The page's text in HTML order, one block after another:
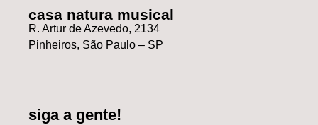
casa natura musical
R. Artur de Azevedo, 2134
Pinheiros, São Paulo – SP
siga a gente!